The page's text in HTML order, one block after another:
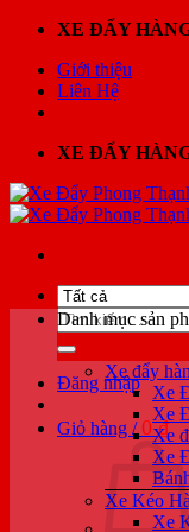
dung
XE ĐẨY
Giới thiệu
Liên Hệ
XE ĐẨY
Tìm
kiếm:
Đăng nhập
Giỏ hàng / 0₫
Danh mục sản
Xe đẩy
Xe
Xe
Xe
Xe
Xe Kéo
Xe